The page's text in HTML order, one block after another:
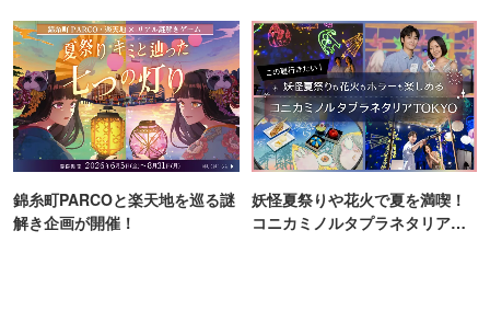
錦糸町PARCOと楽天地を巡る謎
解き企画が開催！
妖怪夏祭りや花火で夏を満喫！
コニカミノルタプラネタリア